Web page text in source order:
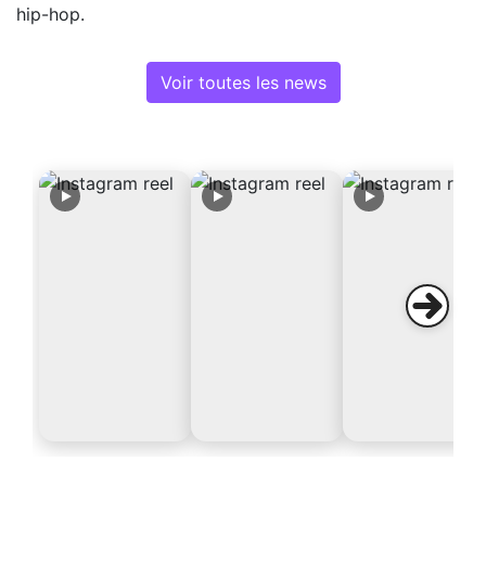
hip-hop.
Voir toutes les news